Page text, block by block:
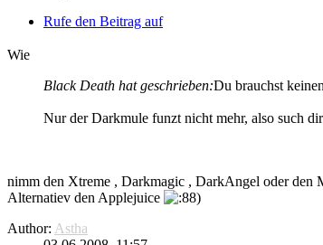
Rufe den Beitrag auf
Wie
Black Death hat geschrieben:Du brauchst
Nur der Darkmule funzt nicht mehr, also such
nimm den Xtreme , Darkmagic , DarkAngel oder den
Alternatiev den Applejuice
Author: Astha